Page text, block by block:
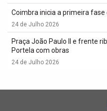
Coimbra inicia a primeira fase
24 de Julho 2026
Praça João Paulo II e frente
Portela com obras
24 de Julho 2026